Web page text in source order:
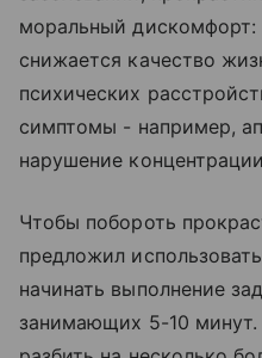
моральный
снижается качество
психических
симптомы - например,
нарушение
Чтобы побороть
предложил
начинать выполнение
занимающих 5-10